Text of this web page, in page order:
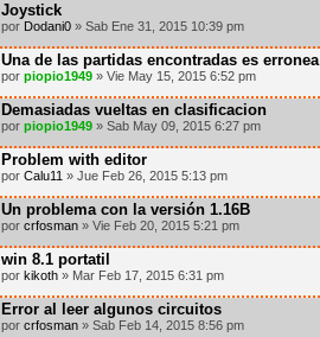
Joystick
por Dodani0 » Sab Ene 31, 2015 10:39 pm
Una de las partidas encontradas es erronea
por piopio1949 » Vie May 15, 2015 6:52 pm
Demasiadas vueltas en clasificacion
por piopio1949 » Sab May 09, 2015 6:27 pm
Problem with editor
por Calu11 » Jue Feb 26, 2015 5:13 pm
Un problema con la versión 1.16B
por crfosman » Vie Feb 20, 2015 5:21 pm
win 8.1 portatil
por kikoth » Mar Feb 17, 2015 6:31 pm
Error al leer algunos circuitos
por crfosman » Sab Feb 14, 2015 8:56 pm